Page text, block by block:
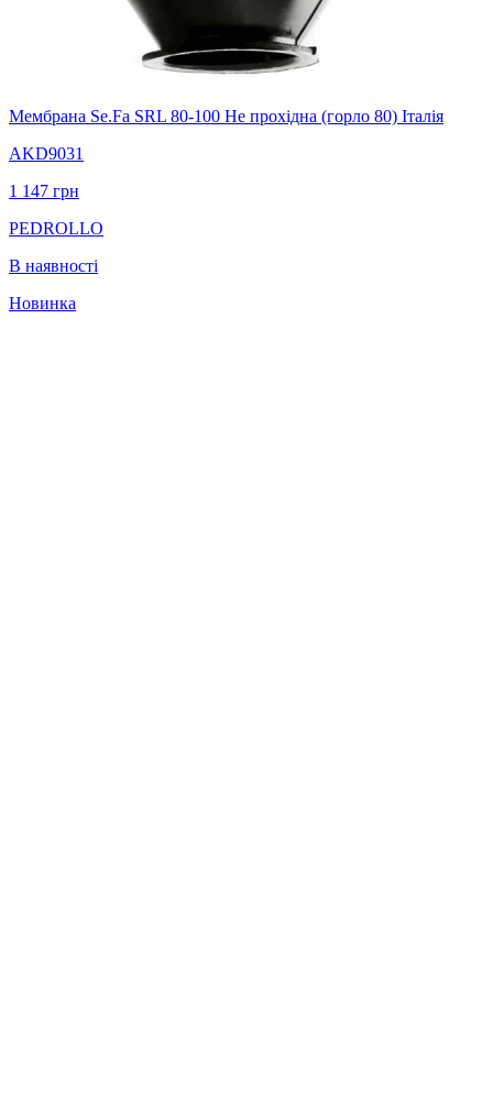
Мембрана Se.Fa SRL 80-100 Не прохідна (горло 80) Італія
AKD9031
1 147 грн
PEDROLLO
В наявності
Новинка